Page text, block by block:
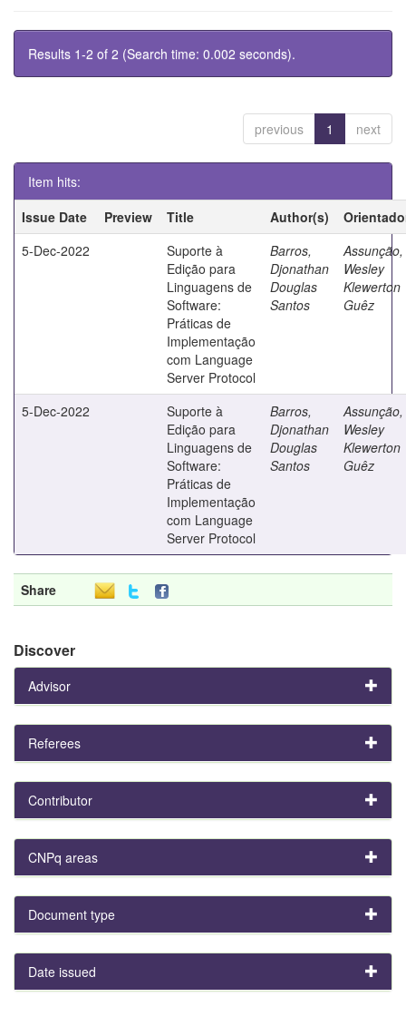
Results 1-2 of 2 (Search time: 0.002 seconds).
previous 1 next
Item hits:
Issue Date
Preview Title Author(s)
5-Dec-2022
Suporte à
Edição para
Linguagens de
Software:
Práticas de
Implementação
com Language
Server Protocol
Barros,
Djonathan
Douglas
Santos
Assunção,
Wesley
Klewerton
Guêz
5-Dec-2022
Suporte à
Edição para
Linguagens de
Software:
Práticas de
Implementação
com Language
Server Protocol
Barros,
Djonathan
Douglas
Santos
Assunção,
Wesley
Klewerton
Guêz
Share
Discover
Advisor
Referees
Contributor
CNPq areas
Document type
Date issued